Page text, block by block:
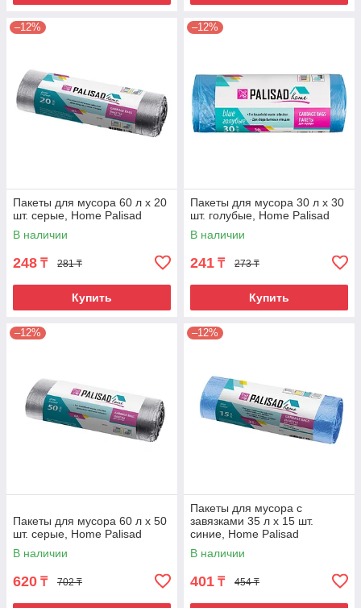
–12%
Пакеты для мусора 60 л x 20
шт. серые, Home Palisad
В наличии
248 ₸ 281 ₸
Купить
–12%
Пакеты для мусора 30 л x 30
шт. голубые, Home Palisad
В наличии
241 ₸ 273 ₸
Купить
–12%
Пакеты для мусора 60 л x 50
шт. серые, Home Palisad
В наличии
620 ₸ 702 ₸
–12%
Пакеты для мусора с
завязками 35 л x 15 шт.
синие, Home Palisad
В наличии
401 ₸ 454 ₸